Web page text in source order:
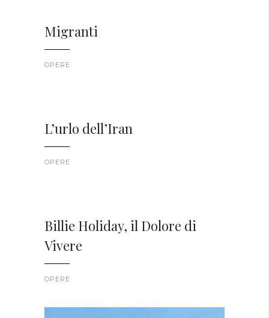
Migranti
OPERE
L’urlo dell’Iran
OPERE
Billie Holiday, il Dolore di
Vivere
OPERE